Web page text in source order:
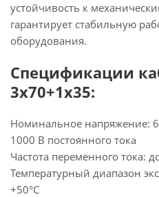
устойчивость к
гарантирует стабильную
оборудования.
Спецификации
3х70+1х35:
Номинальное напряжение:
1000 В постоянного тока
Частота переменного тока:
Температурный диапазон
+50°С